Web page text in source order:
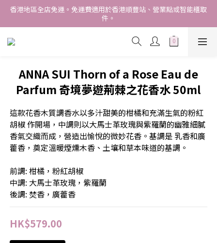
香港地區全店免運。免運費適用於香港順豐站、營業點或智能櫃取
件。
香港地區全店免運。免運費適用於香港順豐站、營業點或智能櫃取
件。
Free delivery within Hong Kong SAR. Applicable to Hong
Kong S.F store,business station or SF locker pick up.
STARTING FROM HKD280/3KG.
香港地區全店免運。免運費適用於香港順豐站、營業點或智能櫃取
件。
ANNA SUI Thorn of a Rose Eau de
Parfum 奇境夢遊荊棘之花香水 50ml
這款花香木質調香水以多汁甜美的柑橘和充滿生氣的粉紅
胡椒 作開場，中調則以大馬士革玫瑰與紫羅蘭的幽雅細膩
香氣交織而成，營造出愉悅的微妙花香。基調是 乳香和廣
藿香，奠定溫暖煙燻木香、土壤和草本味道的基調。
前調: 柑橘，粉紅胡椒
中調: 大馬士革玫瑰，紫羅蘭
後調: 焚香，廣藿香
HK$579.00